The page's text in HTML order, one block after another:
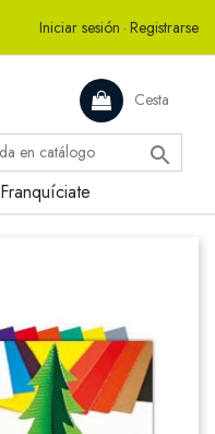
Iniciar sesión · Registrarse
Cesta

Franquíciate